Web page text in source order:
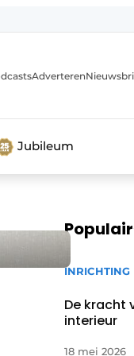
Adverteren
Jubileum
Populair
INRICHTING
De kracht
interieur
18 mei 2026